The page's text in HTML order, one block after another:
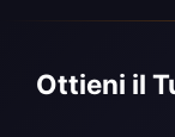
Ottieni il